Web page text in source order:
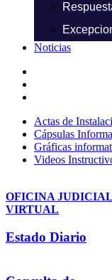
Noticias
Actas de
Cápsulas
Gráficas
Videos
OFICINA JUDICIAL
VIRTUAL
Estado Diario